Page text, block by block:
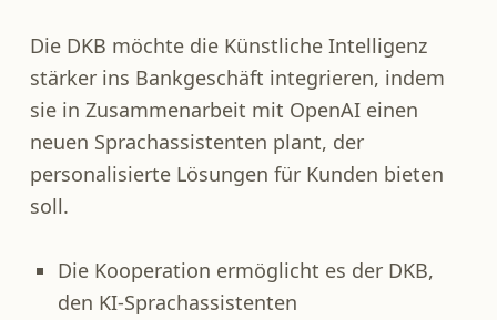
Die DKB möchte die Künstliche Intelligenz
stärker ins Bankgeschäft integrieren, indem
sie in Zusammenarbeit mit OpenAI einen
neuen Sprachassistenten plant, der
personalisierte Lösungen für Kunden bieten
soll.
Die Kooperation ermöglicht es der DKB,
den KI-Sprachassistenten